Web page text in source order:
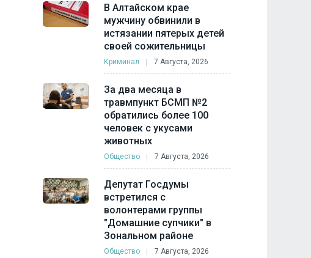
В Алтайском крае
мужчину обвинили в
истязании пятерых детей
своей сожительницы
Криминал 7 Августа, 2026
За два месяца в
травмпункт БСМП №2
обратились более 100
человек с укусами
животных
Общество 7 Августа, 2026
Депутат Госдумы
встретился с
волонтерами группы
"Домашние супчики" в
Зональном районе
Общество 7 Августа, 2026